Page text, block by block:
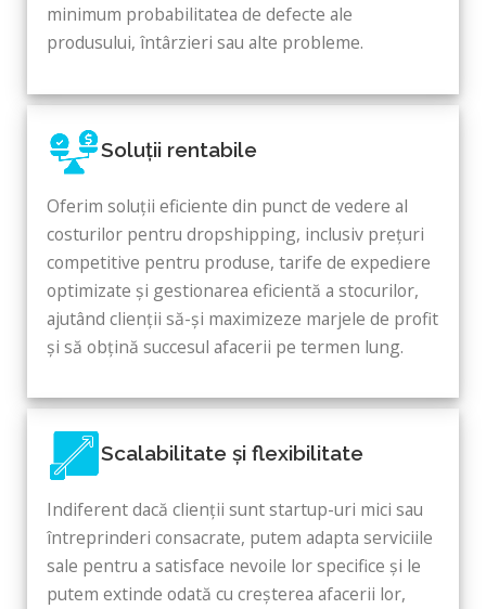
minimum probabilitatea de defecte ale
produsului, întârzieri sau alte probleme.
Soluții rentabile
Oferim soluții eficiente din punct de vedere al
costurilor pentru dropshipping, inclusiv prețuri
competitive pentru produse, tarife de expediere
optimizate și gestionarea eficientă a stocurilor,
ajutând clienții să-și maximizeze marjele de profit
și să obțină succesul afacerii pe termen lung.
Scalabilitate și flexibilitate
Indiferent dacă clienții sunt startup-uri mici sau
întreprinderi consacrate, putem adapta serviciile
sale pentru a satisface nevoile lor specifice și le
putem extinde odată cu creșterea afacerii lor,